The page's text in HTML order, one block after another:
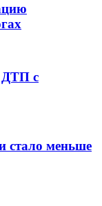
ДТП с
стало меньше